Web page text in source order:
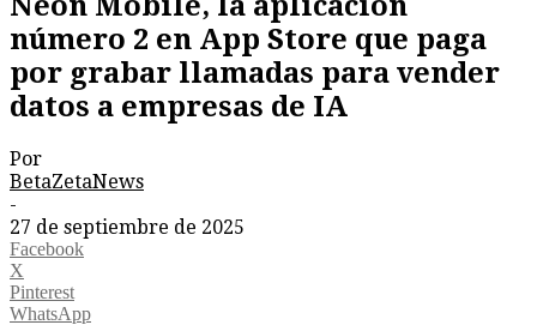
número 2 en App Store que paga
por grabar llamadas para vender
datos a empresas de IA
Por
BetaZetaNews
-
27 de septiembre de 2025
Facebook
X
Pinterest
WhatsApp